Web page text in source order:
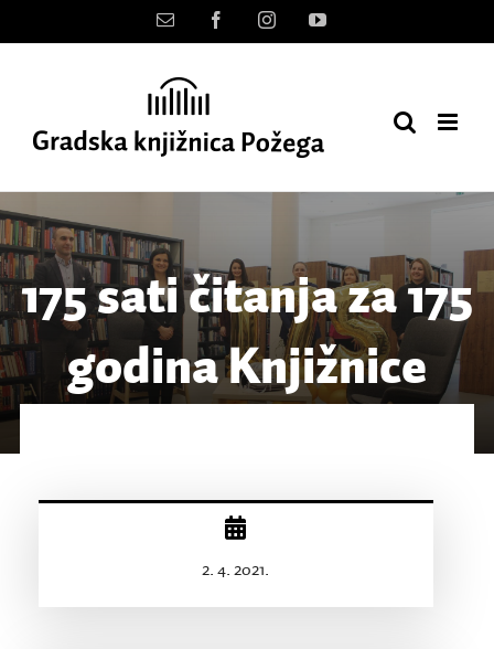
to
Kontakt FacebookInstagramYouTube
175 sati čitanja za 175
godina Knjižnice
2. 4. 2021.